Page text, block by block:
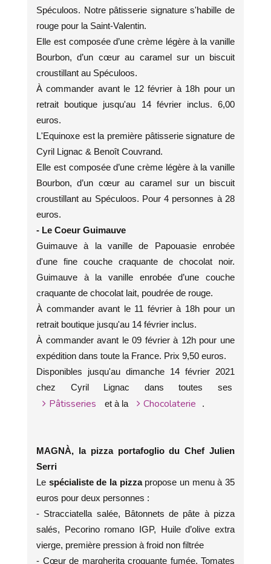
Spéculoos. Notre pâtisserie signature s'habille de
rouge pour la Saint-Valentin.
Elle est composée d’une crème légère à la vanille
Bourbon, d’un cœur au caramel sur un biscuit
croustillant au Spéculoos.
À commander avant le 12 février à 18h pour un
retrait boutique jusqu'au 14 février inclus. 6,00
euros.
L'Equinoxe est la première pâtisserie signature de
Cyril Lignac & Benoît Couvrand.
Elle est composée d’une crème légère à la vanille
Bourbon, d’un cœur au caramel sur un biscuit
croustillant au Spéculoos. Pour 4 personnes à 28
euros.
- Le Coeur Guimauve
Guimauve à la vanille de Papouasie enrobée
d'une fine couche craquante de chocolat noir.
Guimauve à la vanille enrobée d’une couche
craquante de chocolat lait, poudrée de rouge.
À commander avant le 11 février à 18h pour un
retrait boutique jusqu'au 14 février inclus.
À commander avant le 09 février à 12h pour une
expédition dans toute la France. Prix 9,50 euros.
Disponibles jusqu'au dimanche 14 février 2021
chez Cyril Lignac dans toutes ses
Pâtisseries et à la Chocolaterie .
MAGNÀ, la pizza portafoglio du Chef Julien
Serri
Le spécialiste de la pizza propose un menu à 35
euros pour deux personnes :
- Stracciatella salée, Bâtonnets de pâte à pizza
salés, Pecorino romano IGP, Huile d’olive extra
vierge, première pression à froid non filtrée
- Cœur de margherita croquante fumée, Tomates